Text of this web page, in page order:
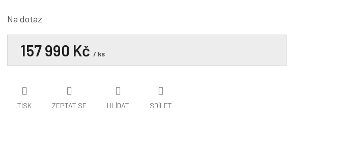
Na dotaz
TISK ZEPTAT SE HLÍDAT SDÍLET
157 990 Kč / ks